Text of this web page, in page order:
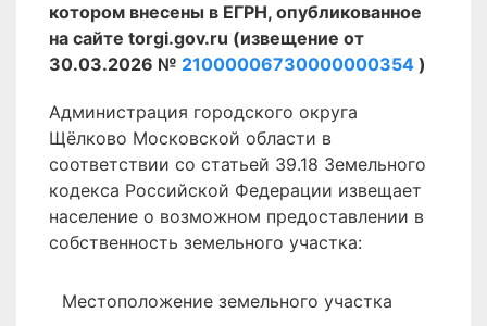
котором внесены в ЕГРН, опубликованное
на сайте torgi.gov.ru (извещение от
30.03.2026 № 21000006730000000354 )
Администрация городского округа
Щёлково Московской области в
соответствии со статьей 39.18 Земельного
кодекса Российской Федерации извещает
население о возможном предоставлении в
собственность земельного участка:
Местоположение земельного участка